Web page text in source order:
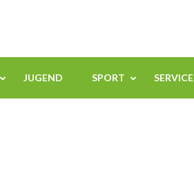
JUGEND SPORT SERVICE